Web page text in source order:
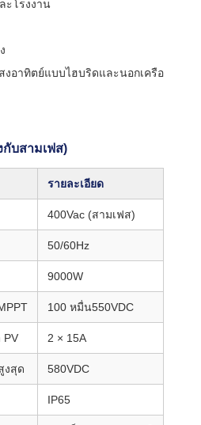
ะโรงงาน
งอาทิตย์แบบไฮบริดและนอกเครือ
กับสามเฟส)
รายละเอียด
400Vac (สามเฟส)
50/60Hz
9000W
100 หมื่น550VDC
PV 2 × 15A
งสุด 580VDC
IP65